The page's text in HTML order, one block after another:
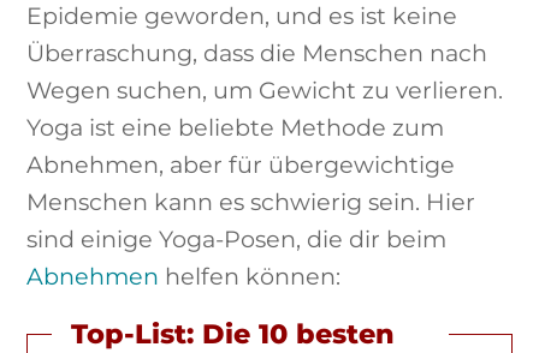
Epidemie geworden, und es ist keine
Überraschung, dass die Menschen nach
Wegen suchen, um Gewicht zu verlieren.
Yoga ist eine beliebte Methode zum
Abnehmen, aber für übergewichtige
Menschen kann es schwierig sein. Hier
sind einige Yoga-Posen, die dir beim
Abnehmen helfen können:
Top-List: Die 10 besten